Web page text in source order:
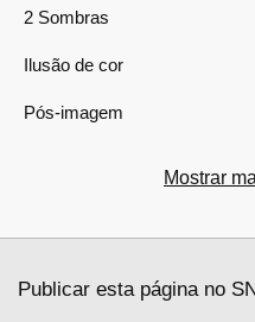
2 Sombras
Ilusão de cor
Pós-imagem
Mostrar
Publicar esta página no